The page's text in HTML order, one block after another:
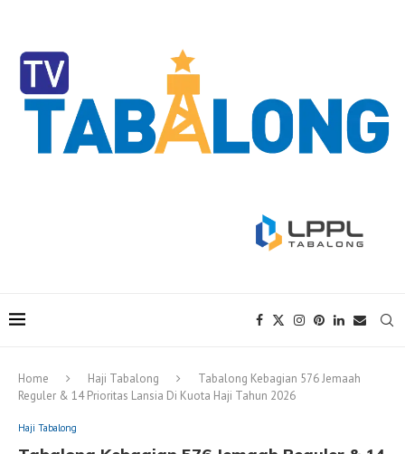
Home Haji Tabalong
Tabalong Kebagian 576 Jemaah
Reguler & 14 Prioritas Lansia Di Kuota Haji Tahun 2026
Haji Tabalong